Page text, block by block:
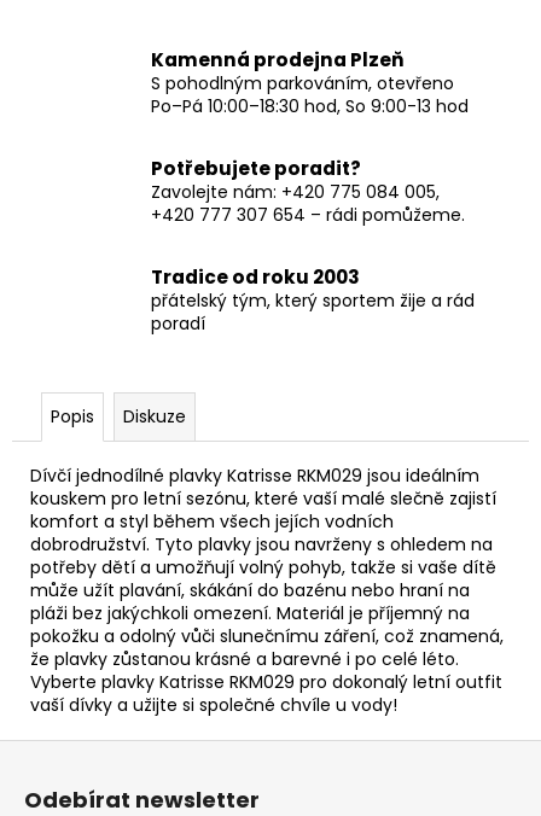
Kamenná prodejna Plzeň
S pohodlným parkováním, otevřeno
Po–Pá 10:00–18:30 hod, So 9:00-13 hod
Potřebujete poradit?
Zavolejte nám: +420 775 084 005,
+420 777 307 654 – rádi pomůžeme.
Tradice od roku 2003
přátelský tým, který sportem žije a rád
poradí
Popis Diskuze
Dívčí jednodílné plavky Katrisse RKM029 jsou ideálním
kouskem pro letní sezónu, které vaší malé slečně zajistí
komfort a styl během všech jejích vodních
dobrodružství. Tyto plavky jsou navrženy s ohledem na
potřeby dětí a umožňují volný pohyb, takže si vaše dítě
může užít plavání, skákání do bazénu nebo hraní na
pláži bez jakýchkoli omezení. Materiál je příjemný na
pokožku a odolný vůči slunečnímu záření, což znamená,
že plavky zůstanou krásné a barevné i po celé léto.
Vyberte plavky Katrisse RKM029 pro dokonalý letní outfit
vaší dívky a užijte si společné chvíle u vody!
Z
Odebírat newsletter